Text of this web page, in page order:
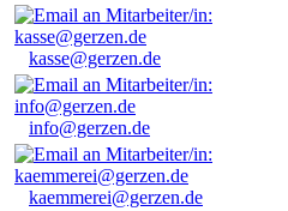
kasse@gerzen.de
info@gerzen.de
kaemmerei@gerzen.de